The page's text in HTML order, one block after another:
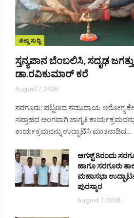
ಜಿಲ್ಲಾ ಸುದ್ದಿ
ಸ್ತನ್ಯಪಾನ ಬೆಂಬಲಿಸಿ, ಸದೃಢ
ಡಾ.ರವಿಕುಮಾರ್ ಕರೆ
August 7, 2026
ಸರಗೂರು: ಪಟ್ಟಣದ ಸಮುದಾಯ ಆರೋಗ್ಯ
ಸಪ್ತಾಹದ ಅಂಗವಾಗಿ ಜಾಗೃತಿ ಕಾರ್ಯಕ್ರಮವನ್ನು
ಕಾರ್ಯಕ್ರಮವನ್ನು ಉದ್ಘಾಟಿಸಿ ಮಾತನಾಡಿದ…
ಆಗಸ್ಟ್ 8ರಂದು
ಹಾಗೂ ಸರಗೂರು
ಮಹಾಸಭಾ ಉದ್ಘಾಟನೆ
ಪುರಸ್ಕಾರ
August 7, 2026